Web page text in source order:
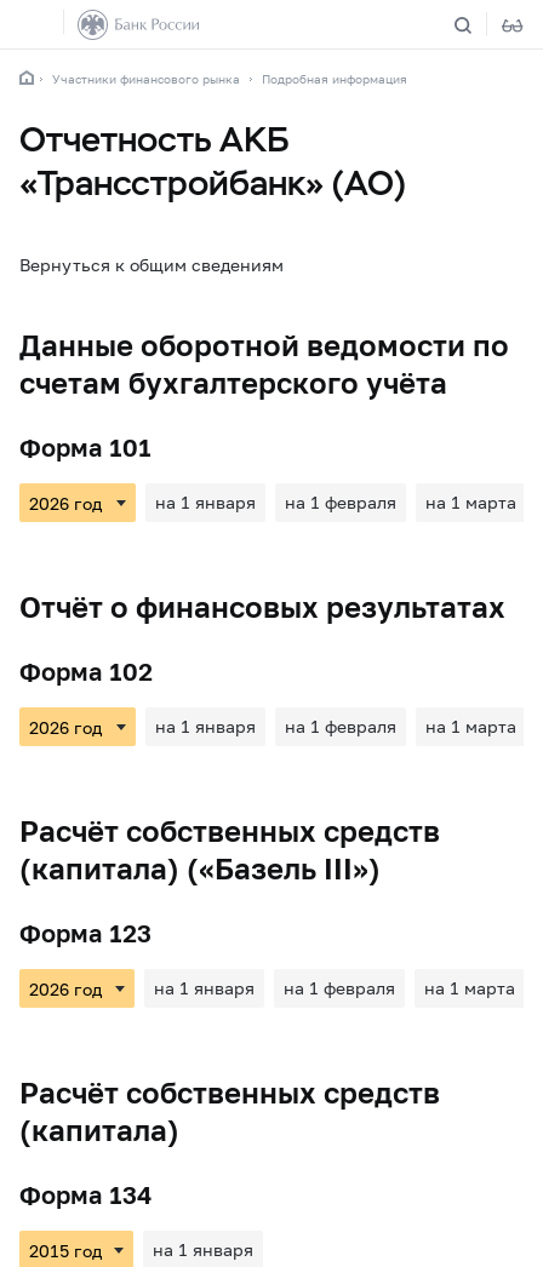
Участники финансового рынка Подробная информация
Отчетность АКБ
«Трансстройбанк» (АО)
Вернуться к общим сведениям
Данные оборотной ведомости по
счетам бухгалтерского учёта
Форма 101
на 1 января на 1 февраля на 1 марта
Отчёт о финансовых результатах
Форма 102
на 1 января на 1 февраля на 1 марта
Расчёт собственных средств
(капитала) («Базель III»)
Форма 123
на 1 января на 1 февраля на 1 марта
Расчёт собственных средств
(капитала)
Форма 134
на 1 января